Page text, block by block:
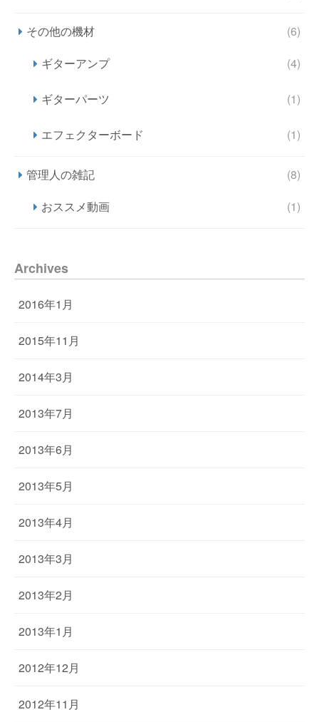
その他の機材
(6)
ギターアンプ
(4)
ギターパーツ (1)
エフェクターボード (1)
管理人の雑記
(8)
おススメ動画
(1)
Archives
2016年1月
2015年11月
2014年3月
2013年7月
2013年6月
2013年5月
2013年4月
2013年3月
2013年2月
2013年1月
2012年12月
2012年11月